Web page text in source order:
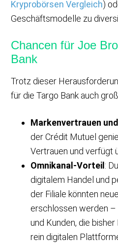
Kryprobörsen Vergleich)
Geschäftsmodelle zu
Chancen für Joe
Bank
Trotz dieser
für die Targo Bank auch
Markenvertrauen
der Crédit Mutuel
Vertrauen und verfügt
Omnikanal-Vorteil:
digitalem Handel und
der Filiale könnten
erschlossen werden –
und Kunden, die
rein digitalen